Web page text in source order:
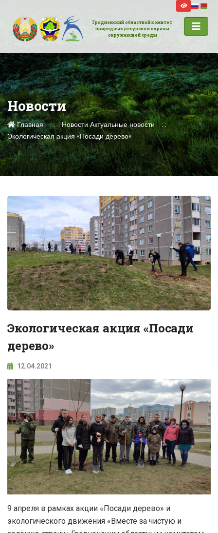
Гродненский областной комитет
природных ресурсов и охраны
окружающей среды
Новости
Главная Новости Актуальные новости
Экологическая акция «Посади дерево»
Экологическая акция «Посади
дерево»
12.04.2021
9 апреля в рамках акции «Посади дерево» и
экологического движения «Вместе за чистую и